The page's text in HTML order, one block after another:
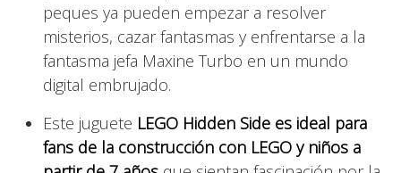
peques ya pueden empezar a resolver
misterios, cazar fantasmas y enfrentarse a la
fantasma jefa Maxine Turbo en un mundo
digital embrujado.
Este juguete LEGO Hidden Side es ideal para
fans de la construcción con LEGO y niños a